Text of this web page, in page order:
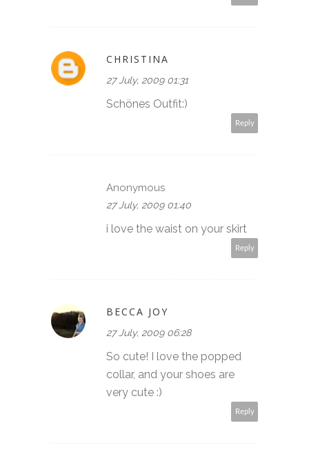
CHRISTINA
27 July, 2009 01:31
Schönes Outfit:)
Reply
Anonymous
27 July, 2009 01:40
i love the waist on your skirt
Reply
BECCA JOY
27 July, 2009 06:28
So cute! I love the popped
collar, and your shoes are
very cute :)
Reply